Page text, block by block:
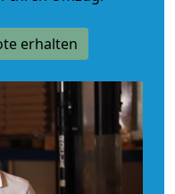
erhalten